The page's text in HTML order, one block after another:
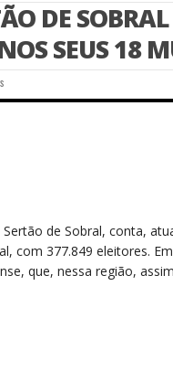
DE
SEUS 18
de Sobral, conta,
com 377.849 eleitores.
que, nessa região,